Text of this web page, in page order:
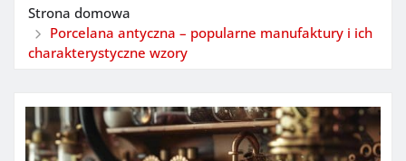
Strona domowa
Porcelana antyczna – popularne manufaktury i ich
charakterystyczne wzory